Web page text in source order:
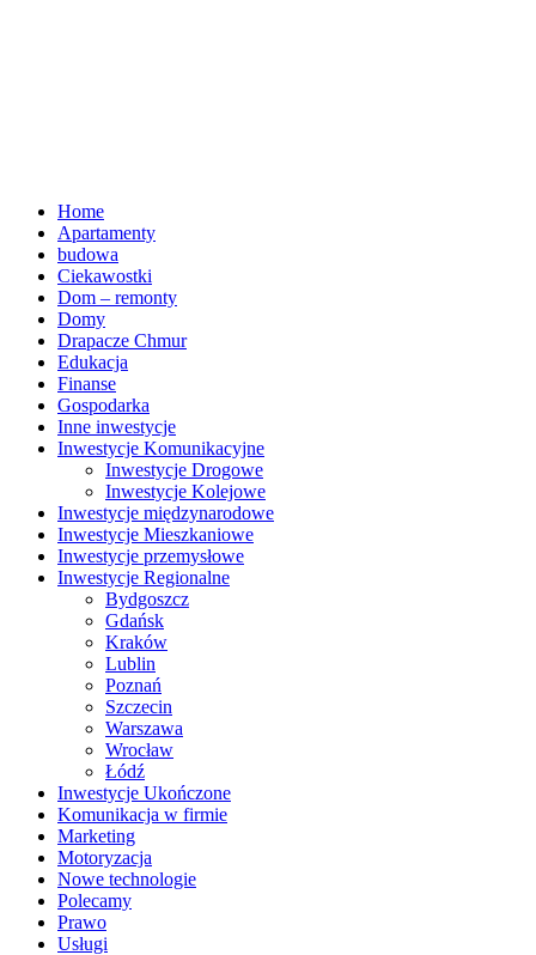
Home
Apartamenty
budowa
Ciekawostki
Dom – remonty
Domy
Drapacze Chmur
Edukacja
Finanse
Gospodarka
Inne inwestycje
Inwestycje Komunikacyjne
Inwestycje Drogowe
Inwestycje Kolejowe
Inwestycje międzynarodowe
Inwestycje Mieszkaniowe
Inwestycje przemysłowe
Inwestycje Regionalne
Bydgoszcz
Gdańsk
Kraków
Lublin
Poznań
Szczecin
Warszawa
Wrocław
Łódź
Inwestycje Ukończone
Komunikacja w firmie
Marketing
Motoryzacja
Nowe technologie
Polecamy
Prawo
Usługi